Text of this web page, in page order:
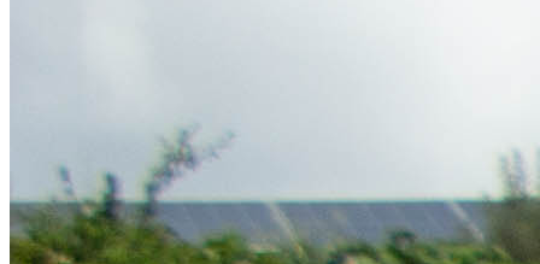
Inauguration du parc photovoltaïque des Roches Bleues
vendredi 3 juillet 2026
Le parc photovoltaïque des Roches Bleues à Belles-Fontaines a été